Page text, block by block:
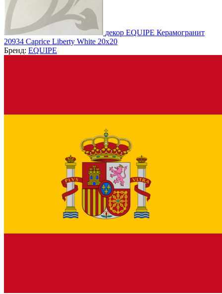
декор EQUIPE Керамогранит
20934 Caprice Liberty White 20x20
Бренд: EQUIPE